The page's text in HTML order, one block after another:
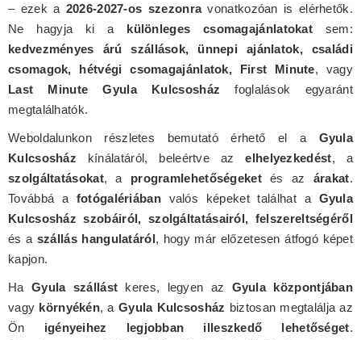
– ezek a 2026-2027-os szezonravonatkozóan is elérhetők.
Ne hagyja ki a különleges csomagajánlatokat sem:
kedvezményes árú szállások, ünnepi ajánlatok, családi
csomagok, hétvégi csomagajánlatok, First Minute, vagy
Last Minute Gyula Kulcsosház foglalások egyaránt
megtalálhatók.
Weboldalunkon részletes bemutató érhető el a Gyula
Kulcsosház kínálatáról, beleértve azelhelyezkedést, a
szolgáltatásokat, a programlehetőségeketés az árakat.
Továbbá a fotógalériábanvalós képeket találhat a Gyula
Kulcsosház szobáiról, szolgáltatásairól, felszereltségéről
és a szállás hangulatáról, hogy már előzetesen átfogó képet
kapjon.
Ha Gyula szállást keres, legyen az Gyula központjában
vagy környékén, a Gyula Kulcsosház biztosan megtalálja az
Ön igényeihez legjobban illeszkedő lehetőséget.